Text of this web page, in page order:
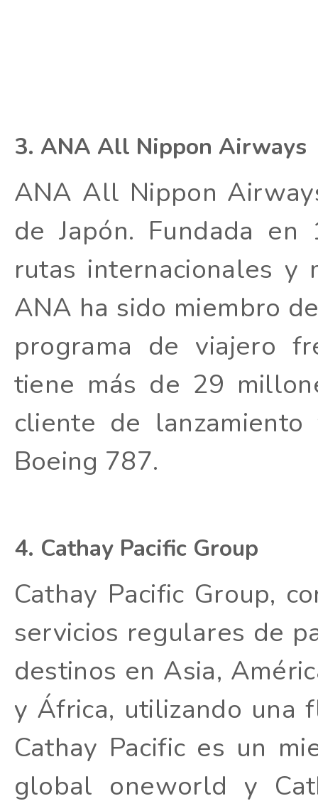
3. ANA All Nippon Airways
ANA All Nippon
de Japón. Fundada
rutas internacionales y
ANA ha sido miembro
programa de viajero
tiene más de 29
cliente de
Boeing 787.
4. Cathay Pacific Group
Cathay Pacific Group,
servicios regulares de
destinos en Asia,
y África, utilizando una
Cathay Pacific es un
global oneworld y